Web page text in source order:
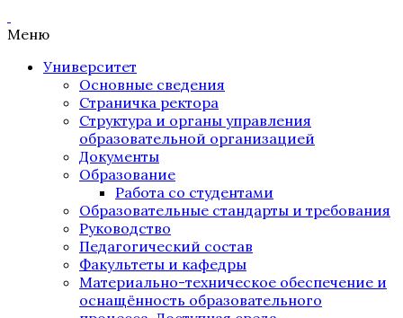
Меню
Университет
Основные сведения
Страничка ректора
Структура и органы управления
образовательной организацией
Документы
Образование
Работа со студентами
Образовательные стандарты и требования
Руководство
Педагогический состав
Факультеты и кафедры
Материально-техническое обеспечение и
оснащённость образовательного